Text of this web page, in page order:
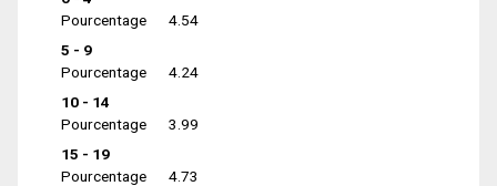
Pourcentage
4.54
5 - 9
Pourcentage
4.24
10 - 14
Pourcentage
3.99
15 - 19
Pourcentage
4.73